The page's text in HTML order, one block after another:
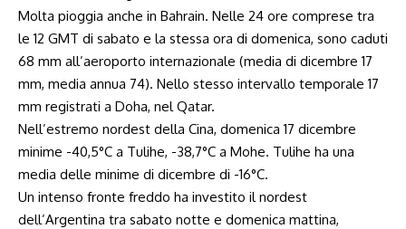
Molta pioggia anche in Bahrain. Nelle 24 ore comprese tra
le 12 GMT di sabato e la stessa ora di domenica, sono caduti
68 mm all’aeroporto internazionale (media di dicembre 17
mm, media annua 74). Nello stesso intervallo temporale 17
mm registrati a Doha, nel Qatar.
Nell’estremo nordest della Cina, domenica 17 dicembre
minime -40,5°C a Tulihe, -38,7°C a Mohe. Tulihe ha una
media delle minime di dicembre di -16°C.
Un intenso fronte freddo ha investito il nordest
dell’Argentina tra sabato notte e domenica mattina,